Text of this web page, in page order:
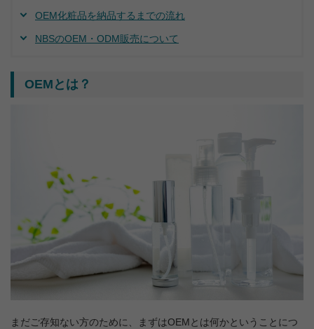
OEM化粧品を納品するまでの流れ
NBSのOEM・ODM販売について
OEMとは？
まだご存知ない方のために、まずはOEMとは何かということにつ